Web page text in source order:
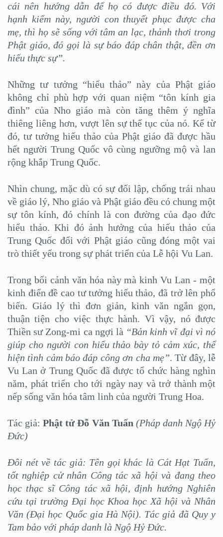
cái nên hướng dẫn để họ có được điều đó. Với
hạnh kiểm này, người con thuyết phục được cha
mẹ, thì họ sẽ sống với tâm an lạc, thảnh thơi trong
Phật giáo, đó gọi là sự báo đáp chân thật, đền ơn
hiếu thực sự”.
Những tư tưởng “hiếu thảo” này của Phật giáo
không chỉ phù hợp với quan niệm “tôn kính gia
đình” của Nho giáo mà còn tăng thêm ý nghĩa
thiêng liêng hơn, vượt lên sự thế tục của nó. Kể từ
đó, tư tưởng hiếu thảo của Phật giáo đã được hầu
hết người Trung Quốc vô cùng ngưỡng mộ và lan
rộng khắp Trung Quốc.
Nhìn chung, mặc dù có sự đối lập, chống trái nhau
về giáo lý, Nho giáo và Phật giáo đều có chung một
sự tôn kính, đó chính là con đường của đạo đức
hiểu thảo. Khi đó ảnh hưởng của hiếu thảo của
Trung Quốc đối với Phật giáo cũng đóng một vai
trò thiết yếu trong sự phát triển của Lễ hội Vu Lan.
Trong bối cảnh văn hóa này mà kinh Vu Lan - một
kinh điển đề cao tư tưởng hiếu thảo, đã trở lên phổ
biến. Giáo lý thì đơn giản, kinh văn ngắn gọn,
thuận tiện cho việc thực hành. Vì vậy, nó được
Thiền sư Zong-mi ca ngợi là “Bản kinh vĩ đại vì nó
giúp cho người con hiếu thảo bày tỏ cảm xúc, thể
hiện tình cảm báo đáp công ơn cha mẹ”. Từ đây, lễ
Vu Lan ở Trung Quốc đã được tổ chức hàng nghìn
năm, phát triển cho tới ngày nay và trở thành một
nếp sống văn hóa tâm linh của người Trung Hoa.
Tác giả:Phật tử Đỗ Văn Tuấn (Pháp danh Ngộ Hỷ
Đức)
Đôi nét về tác giả: Tên gọi khác là Cát Hạt Tuấn,
tốt nghiệp cử nhân Công tác xã hội và đang theo
học thạc sĩ Công tác xã hội, định hướng Nghiên
cứu tại trường Đại học Khoa học Xã hội và Nhân
Văn (Đại học Quốc gia Hà Nội). Tác giả đã Quy y
Tam bảo với pháp danh là Ngộ Hỷ Đức.